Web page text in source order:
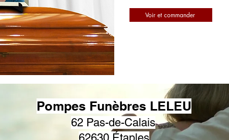
Voir et commander
Pompes Funèbres LELEU
62 Pas-de-Calais